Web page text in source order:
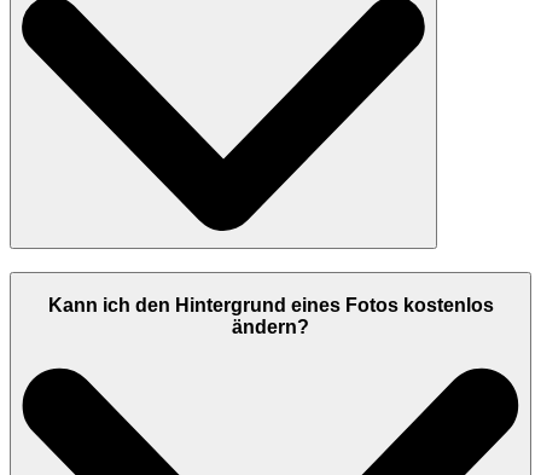
Kann ich den Hintergrund eines Fotos kostenlos
ändern?